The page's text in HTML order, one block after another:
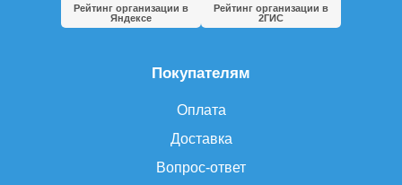
Покупателям
Оплата
Доставка
Вопрос-ответ
Рейтинг организации в
Яндексе
Рейтинг организации в
2ГИС